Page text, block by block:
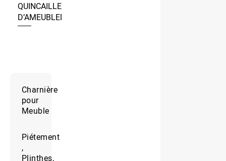
QUINCAILLERIE
D’AMEUBLEMENT
Charnière
pour
Meuble
Piétement
,
Plinthes,